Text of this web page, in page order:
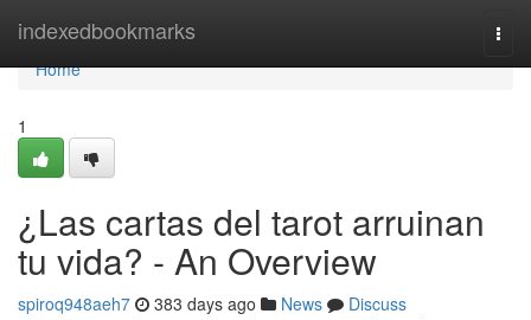
indexedbookmarks
Home
Home
1
¿Las cartas del tarot arruinan
tu vida? - An Overview
spiroq948aeh7 383 days ago News
Discuss